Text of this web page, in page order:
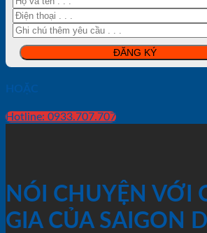
HOẶC
Hotline: 0933.707.707
NÓI CHUYỆN VỚI
GIA CỦA SAIGON